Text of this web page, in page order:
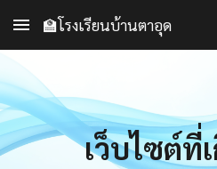
Skip to main content
🏫โรงเรียนบ้านตาอุด
เว็บไซต์ที่